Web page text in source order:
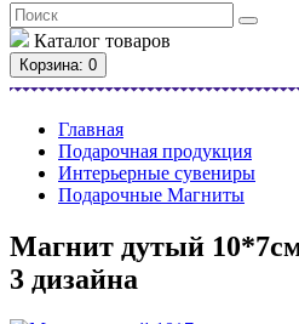
Каталог товаров
Корзина: 0
Главная
Подарочная продукция
Интерьерные сувениры
Подарочные Магниты
Магнит дутый
3 дизайна